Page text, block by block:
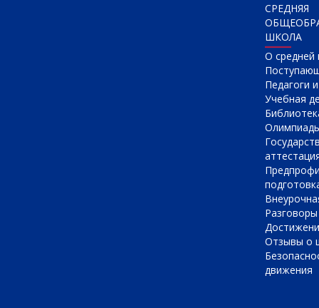
СРЕДНЯЯ
ШКОЛА
О cредней
Педагоги
Учебная
Отзывы о
движения